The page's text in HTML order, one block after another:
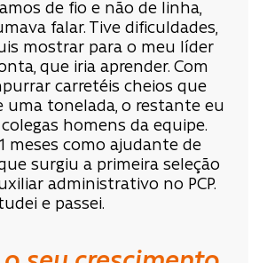
de fio e não de linha,
falar. Tive dificuldades,
mostrar para o meu líder
que iria aprender. Com
carretéis cheios que
uma tonelada, o restante eu
homens da equipe.
meses como ajudante de
surgiu a primeira seleção
administrativo no PCP.
e passei.